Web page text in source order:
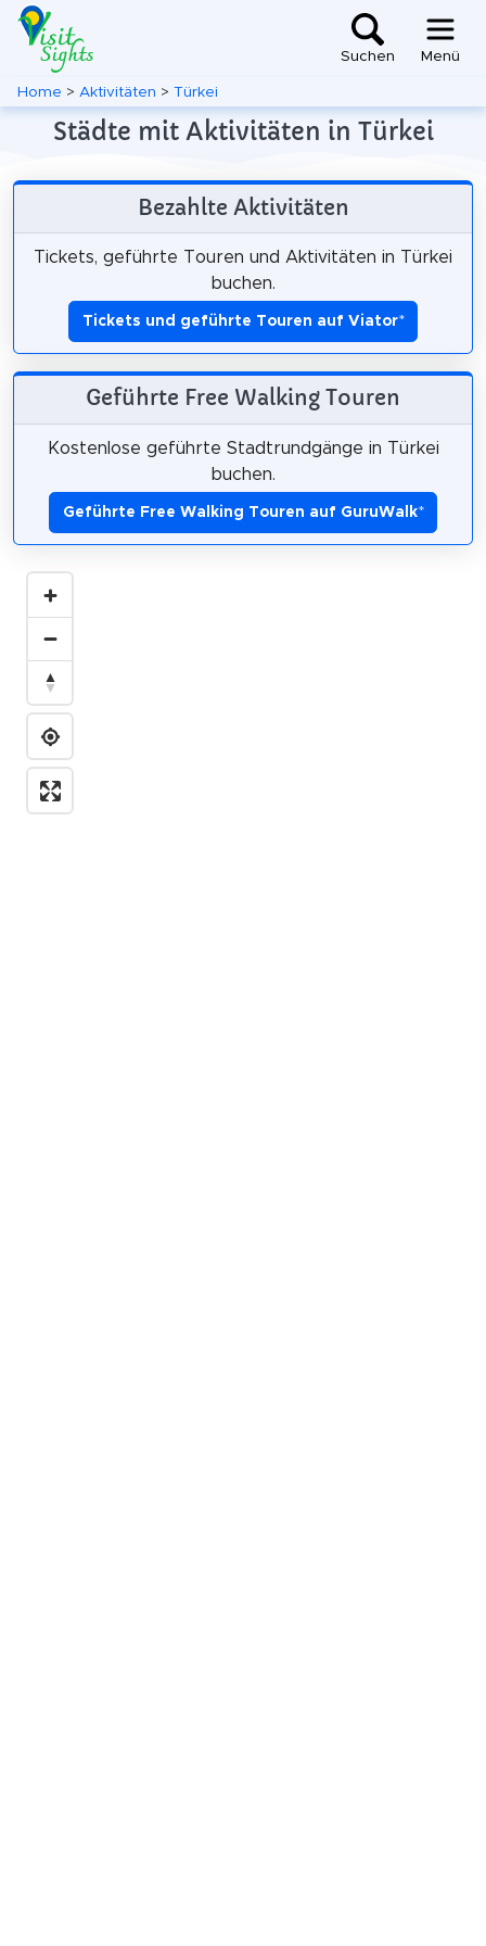
Suchen Menü
Home > Aktivitäten > Türkei
Städte mit Aktivitäten in Türkei
Bezahlte Aktivitäten
Tickets, geführte Touren und Aktivitäten in Türkei
buchen.
Tickets und geführte Touren auf Viator*
Geführte Free Walking Touren
Kostenlose geführte Stadtrundgänge in Türkei
buchen.
Geführte Free Walking Touren auf GuruWalk*